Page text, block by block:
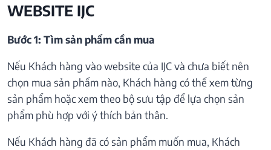
WEBSITE IJC
Bước 1: Tìm sản phẩm cần mua
Nếu Khách hàng vào website của IJC và chưa biết nên
chọn mua sản phẩm nào, Khách hàng có thể xem từng
sản phẩm hoặc xem theo bộ sưu tập để lựa chọn sản
phẩm phù hợp với ý thích bản thân.
Nếu Khách hàng đã có sản phẩm muốn mua, Khách